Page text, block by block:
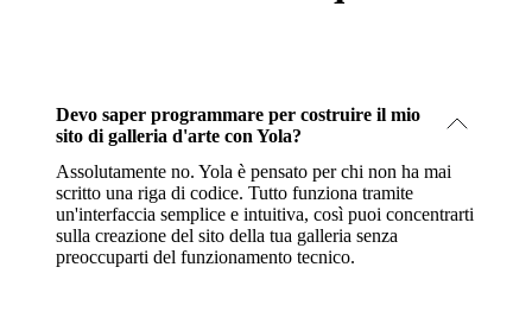
Devo saper programmare per costruire il mio
sito di galleria d'arte con Yola?
Assolutamente no. Yola è pensato per chi non ha mai
scritto una riga di codice. Tutto funziona tramite
un'interfaccia semplice e intuitiva, così puoi concentrarti
sulla creazione del sito della tua galleria senza
preoccuparti del funzionamento tecnico.